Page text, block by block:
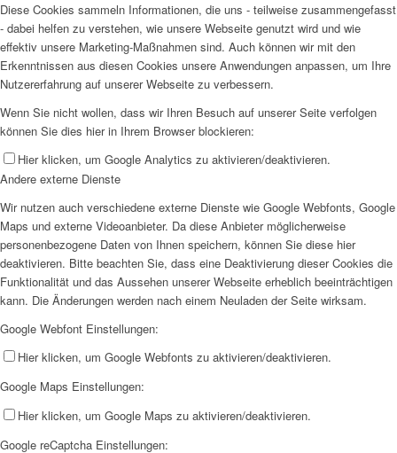
Diese Cookies sammeln Informationen, die uns - teilweise zusammengefasst
- dabei helfen zu verstehen, wie unsere Webseite genutzt wird und wie
effektiv unsere Marketing-Maßnahmen sind. Auch können wir mit den
Erkenntnissen aus diesen Cookies unsere Anwendungen anpassen, um Ihre
Nutzererfahrung auf unserer Webseite zu verbessern.
Wenn Sie nicht wollen, dass wir Ihren Besuch auf unserer Seite verfolgen
können Sie dies hier in Ihrem Browser blockieren:
Hier klicken, um Google Analytics zu aktivieren/deaktivieren.
Andere externe Dienste
Wir nutzen auch verschiedene externe Dienste wie Google Webfonts, Google
Maps und externe Videoanbieter. Da diese Anbieter möglicherweise
personenbezogene Daten von Ihnen speichern, können Sie diese hier
deaktivieren. Bitte beachten Sie, dass eine Deaktivierung dieser Cookies die
Funktionalität und das Aussehen unserer Webseite erheblich beeinträchtigen
kann. Die Änderungen werden nach einem Neuladen der Seite wirksam.
Google Webfont Einstellungen:
Hier klicken, um Google Webfonts zu aktivieren/deaktivieren.
Google Maps Einstellungen:
Hier klicken, um Google Maps zu aktivieren/deaktivieren.
Google reCaptcha Einstellungen: